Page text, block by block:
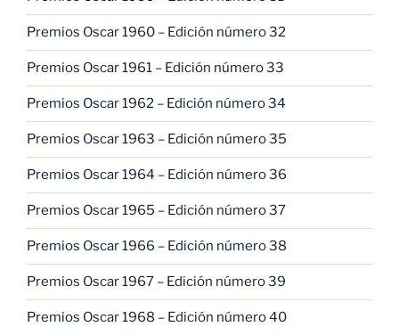
Premios Oscar 1960 – Edición número 32
Premios Oscar 1961 – Edición número 33
Premios Oscar 1962 – Edición número 34
Premios Oscar 1963 – Edición número 35
Premios Oscar 1964 – Edición número 36
Premios Oscar 1965 – Edición número 37
Premios Oscar 1966 – Edición número 38
Premios Oscar 1967 – Edición número 39
Premios Oscar 1968 – Edición número 40